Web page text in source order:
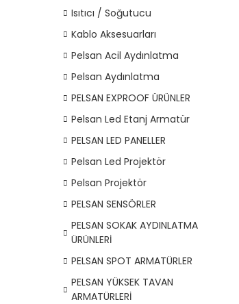
Isıtıcı / Soğutucu
Kablo Aksesuarları
Pelsan Acil Aydınlatma
Pelsan Aydınlatma
PELSAN EXPROOF ÜRÜNLER
Pelsan Led Etanj Armatür
PELSAN LED PANELLER
Pelsan Led Projektör
Pelsan Projektör
PELSAN SENSÖRLER
PELSAN SOKAK AYDINLATMA
ÜRÜNLERİ
PELSAN SPOT ARMATÜRLER
PELSAN YÜKSEK TAVAN
ARMATÜRLERİ